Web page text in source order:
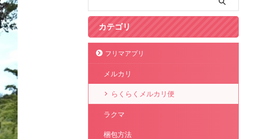
カテゴリ
フリマアプリ
メルカリ
らくらくメルカリ便
ラクマ
梱包方法